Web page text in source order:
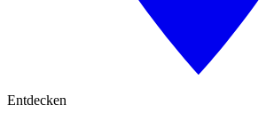
Entdecken